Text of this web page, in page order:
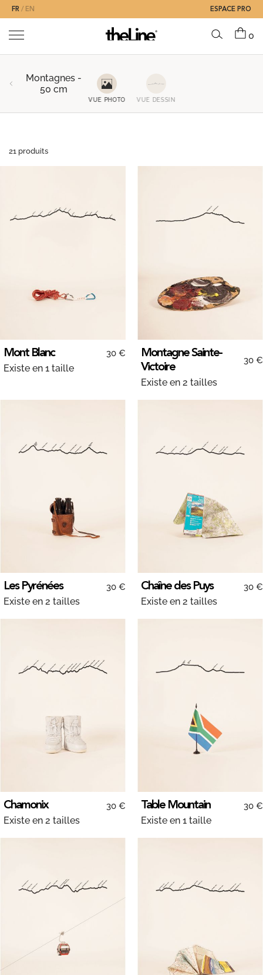
FR EN ESPACE PRO
0
Montagnes -
50 cm
VUE PHOTO VUE DESSIN
21 produits
Mont Blanc 30 €
Existe en 1 taille
Montagne Sainte-
Victoire
30 €
Existe en 2 tailles
Les Pyrénées 30 €
Existe en 2 tailles
Chaîne des Puys 30 €
Existe en 2 tailles
Chamonix 30 €
Existe en 2 tailles
Table Mountain 30 €
Existe en 1 taille